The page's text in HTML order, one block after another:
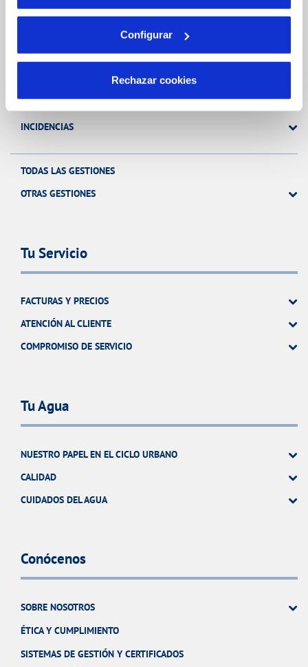
Configurar
Rechazar cookies
Gestiones Online
FACTURAS, PAGOS Y CONSUMOS
INCIDENCIAS
TODAS LAS GESTIONES
OTRAS GESTIONES
Tu Servicio
FACTURAS Y PRECIOS
ATENCIÓN AL CLIENTE
COMPROMISO DE SERVICIO
Tu Agua
NUESTRO PAPEL EN EL CICLO URBANO
CALIDAD
CUIDADOS DEL AGUA
Conócenos
SOBRE NOSOTROS
ÉTICA Y CUMPLIMIENTO
SISTEMAS DE GESTIÓN Y CERTIFICADOS